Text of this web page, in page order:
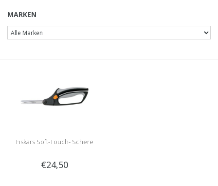
MARKEN
Fiskars Soft-Touch- Schere
€24,50